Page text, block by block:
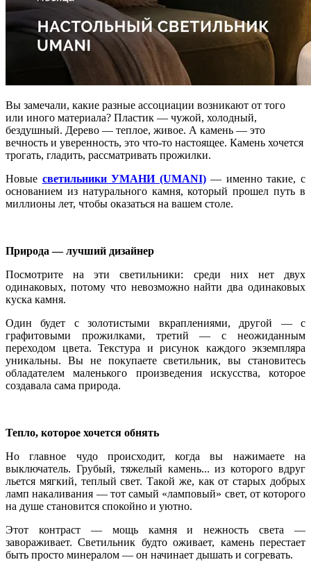
Вы замечали, какие разные ассоциации возникают от того
или иного материала? Пластик — чужой, холодный,
бездушный. Дерево — теплое, живое. А камень — это
вечность и уверенность, это что-то настоящее. Камень хочется
трогать, гладить, рассматривать прожилки.
Новые светильники УМАНИ (UMANI) — именно такие, с
основанием из натурального камня, который прошел путь в
миллионы лет, чтобы оказаться на вашем столе.
Природа — лучший дизайнер
Посмотрите на эти светильники: среди них нет двух
одинаковых, потому что невозможно найти два одинаковых
куска камня.
Один будет с золотистыми вкраплениями, другой — с
графитовыми прожилками, третий — с неожиданным
переходом цвета. Текстура и рисунок каждого экземпляра
уникальны. Вы не покупаете светильник, вы становитесь
обладателем маленького произведения искусства, которое
создавала сама природа.
Тепло, которое хочется обнять
Но главное чудо происходит, когда вы нажимаете на
выключатель. Грубый, тяжелый камень... из которого вдруг
льется мягкий, теплый свет. Такой же, как от старых добрых
ламп накаливания — тот самый «ламповый» свет, от которого
на душе становится спокойно и уютно.
Этот контраст — мощь камня и нежность света —
завораживает. Светильник будто оживает, камень перестает
быть просто минералом — он начинает дышать и согревать.